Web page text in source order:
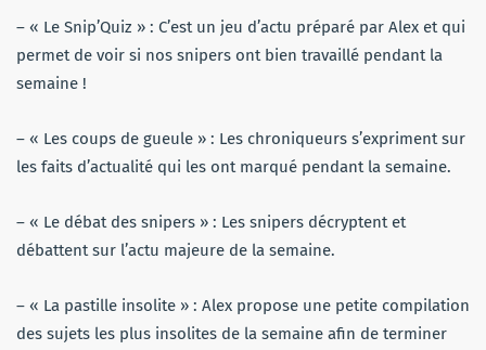
– « Le Snip’Quiz » : C’est un jeu d’actu préparé par Alex et qui
permet de voir si nos snipers ont bien travaillé pendant la
semaine !
– « Les coups de gueule » : Les chroniqueurs s’expriment sur
les faits d’actualité qui les ont marqué pendant la semaine.
– « Le débat des snipers » : Les snipers décryptent et
débattent sur l’actu majeure de la semaine.
– « La pastille insolite » : Alex propose une petite compilation
des sujets les plus insolites de la semaine afin de terminer